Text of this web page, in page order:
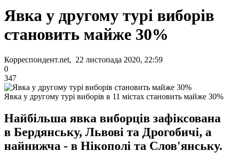
Явка у другому турі виборів
становить майже 30%
Корреспондент.net, 22 листопада 2020, 22:59
0
347
Явка у другому турі виборів в 11 містах становить майже 30%
Найбільша явка виборців зафіксована
в Бердянську, Львові та Дрогобичі, а
найнижча - в Нікополі та Слов'янську.